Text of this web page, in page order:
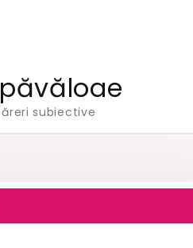
subiective